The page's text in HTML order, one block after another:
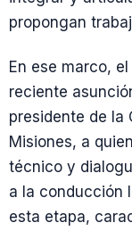
propongan
En ese marco,
reciente
presidente de la
Misiones, a
técnico y
a la conducción
esta etapa,